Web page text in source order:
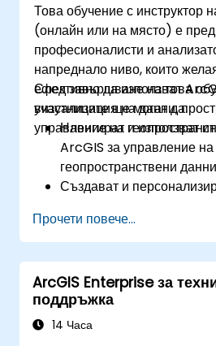
Това обучение с инструктор
(онлайн или на място) е
професионалисти и
напреднало ниво, които
ефективно да използват
визуализация на данни,
управление на
След завършване на това
участниците ще могат да:
Навигират и използват
ArcGIS за управление на
геопространствени
Създават и
Извършват задълбочен
анализ и задачи за
Автоматизират работни
на ModelBuilder и
Прочети повече...
ArcGIS Enterprise за
поддръжка
14 Часа